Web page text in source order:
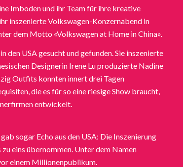
Imboden und ihr Team für ihre kreative
inszenierte Volkswagen-Konzernabend in
dem Motto «Volkswagen at Home in China».
den USA gesucht und gefunden. Sie inszenierte
Designerin Irene Luproduzierte Nadine
Outfits konnten innert drei Tagen
die es für so eine riesige Show braucht,
entwickelt.
sogar Echo aus den USA: Die Inszenierung
eins übernommen. Unter dem Namen
einem Millionenpublikum.